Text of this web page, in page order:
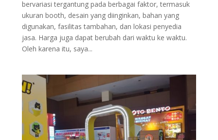
bervariasi tergantung pada berbagai faktor, termasuk
ukuran booth, desain yang diinginkan, bahan yang
digunakan, fasilitas tambahan, dan lokasi penyedia
jasa. Harga juga dapat berubah dari waktu ke waktu.
Oleh karena itu, saya...